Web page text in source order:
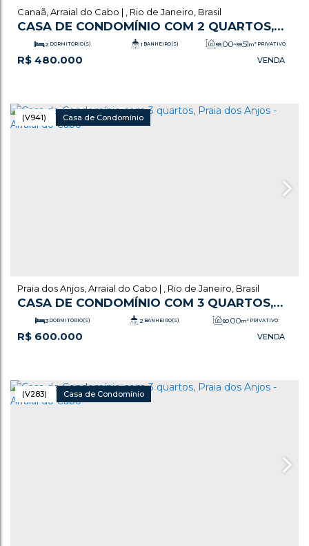
CASA DE CONDOMÍNIO COM 2 QUARTOS,
CANAÃ - ARRAIAL DO CABO
R$ 480.000
Canaã Arraial do Cabo Rio de Janeiro Brasil
2 DORMITÓRIO(S) 1 BANHEIRO(S) PRIVATIVO:
59.00~ 59.51m²
1 SALA(S) ÚTIL:
(V941) Casa de Condomínio
CASA DE CONDOMÍNIO COM 3 QUARTOS,
PRAIA DOS ANJOS - ARRAIAL DO CABO
R$ 600.000
Praia dos Anjos Arraial do Cabo Rio de Janeiro Brasil
3 DORMITÓRIO(S) 2 BANHEIRO(S) PRIVATIVO:
80.00m²
1 SALA(S) ÚTIL:
(V283) Casa de Condomínio